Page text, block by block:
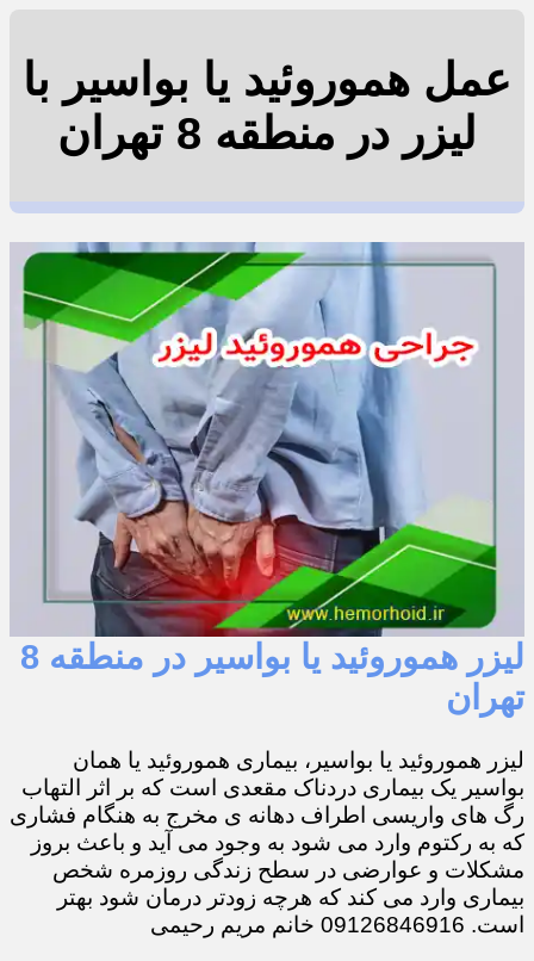
عمل هموروئید یا بواسیر با
لیزر در منطقه 8 تهران
لیزر هموروئید یا بواسیر در منطقه 8
تهران
لیزر هموروئید یا بواسیر، بیماری هموروئید یا همان
بواسیر یک بیماری دردناک مقعدی است که بر اثر التهاب
رگ های واریسی اطراف دهانه ی مخرج به هنگام فشاری
که به رکتوم وارد می شود به وجود می آید و باعث بروز
مشکلات و عوارضی در سطح زندگی روزمره شخص
بیماری وارد می کند که هرچه زودتر درمان شود بهتر
است. 09126846916 خانم مریم رحیمی